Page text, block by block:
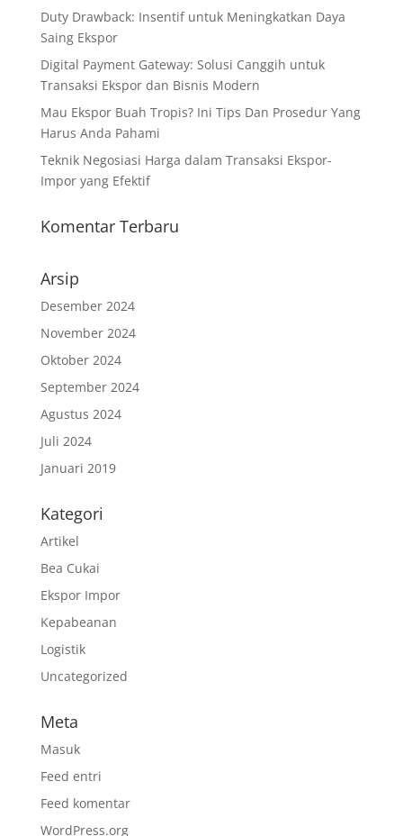
Duty Drawback: Insentif untuk Meningkatkan Daya
Saing Ekspor
Digital Payment Gateway: Solusi Canggih untuk
Transaksi Ekspor dan Bisnis Modern
Mau Ekspor Buah Tropis? Ini Tips Dan Prosedur Yang
Harus Anda Pahami
Teknik Negosiasi Harga dalam Transaksi Ekspor-
Impor yang Efektif
Komentar Terbaru
Arsip
Desember 2024
November 2024
Oktober 2024
September 2024
Agustus 2024
Juli 2024
Januari 2019
Kategori
Artikel
Bea Cukai
Ekspor Impor
Kepabeanan
Logistik
Uncategorized
Meta
Masuk
Feed entri
Feed komentar
WordPress.org